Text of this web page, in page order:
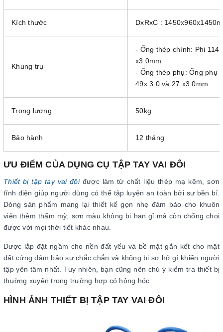
Kích thước DxRxC :
Khung trụ
- Ống thép chính: Phi 114
x3.0mm
- Ống thép phụ: Ống phụ
49x.3.0 và 27 x3.0mm
Trọng lượng 50kg
Bảo hành 12 tháng
ƯU ĐIỂM CỦA DỤNG CỤ TẬP TAY VAI ĐÔI
Thiết bị tập tay vai đôiđược làm từ chất liệu thép mạ kẽm, sơn
tĩnh điện giúp người dùng có thể tập luyện an toàn bởi sự bền bỉ.
Dòng sản phẩm mang lại thiết kế gọn nhẹ đảm bảo cho khuôn
viên thêm thẩm mỹ, sơn màu không bị han gỉ mà còn chống chọi
được với mọi thời tiết khác nhau.
Được lắp đặt ngầm cho nền đất yếu và bề mặt gắn kết cho mặt
đất cứng đảm bảo sự chắc chắn và không bị sơ hở gì khiến người
tập yên tâm nhất. Tuy nhiên, bạn cũng nên chú ý kiểm tra thiết bị
thường xuyên trong trường hợp có hỏng hóc.
HÌNH ẢNH THIẾT BỊ TẬP TAY VAI ĐÔI